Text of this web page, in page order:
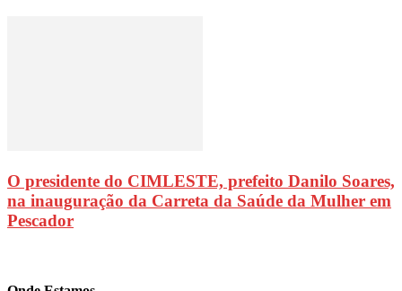
O presidente do CIMLESTE, prefeito Danilo Soares,
na inauguração da Carreta da Saúde da Mulher em
Pescador